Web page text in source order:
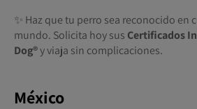
✨ Haz que tu perro sea reconocido en
mundo. Solicita hoy sus Certificados
Dog®️y viaja sin complicaciones.
México